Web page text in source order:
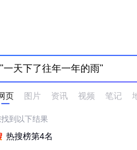
页 图片 资讯 视频 笔记
所有网页和文件 站点内检索
到以下结果
热搜榜第4名